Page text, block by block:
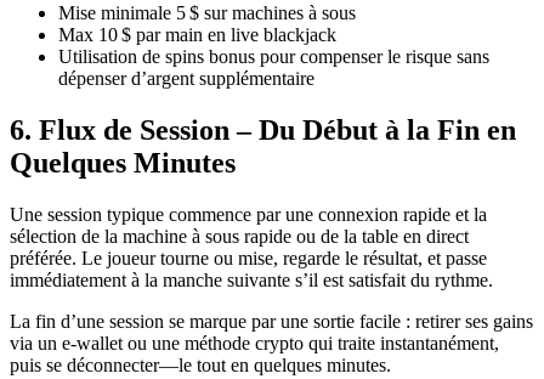
Mise minimale 5 $ sur machines à sous
Max 10 $ par main en live blackjack
Utilisation de spins bonus pour compenser le risque sans
dépenser d’argent supplémentaire
6. Flux de Session – Du Début à la Fin en
Quelques Minutes
Une session typique commence par une connexion rapide et la
sélection de la machine à sous rapide ou de la table en direct
préférée. Le joueur tourne ou mise, regarde le résultat, et passe
immédiatement à la manche suivante s’il est satisfait du rythme.
La fin d’une session se marque par une sortie facile : retirer ses gains
via un e-wallet ou une méthode crypto qui traite instantanément,
puis se déconnecter—le tout en quelques minutes.